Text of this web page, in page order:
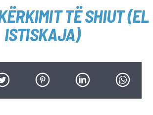
TË SHIUT (EL
ISTISKAJA)